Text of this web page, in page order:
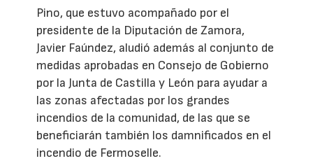
Pino, que estuvo acompañado por el
presidente de la Diputación de Zamora,
Javier Faúndez, aludió además al conjunto de
medidas aprobadas en Consejo de Gobierno
por la Junta de Castilla y León para ayudar a
las zonas afectadas por los grandes
incendios de la comunidad, de las que se
beneficiarán también los damnificados en el
incendio de Fermoselle.